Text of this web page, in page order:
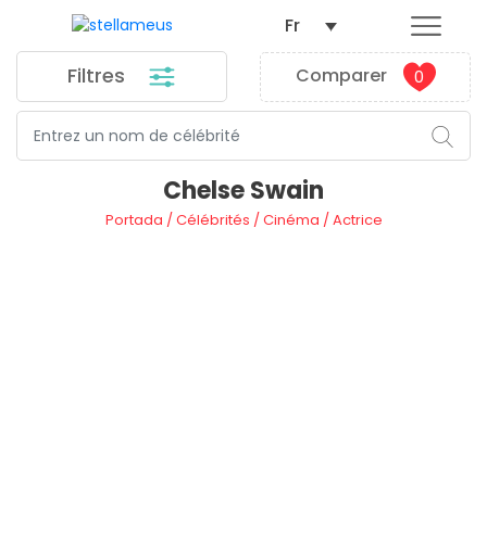
Filtres Comparer 0
Fr
Chelse Swain
Portada /Célébrités /Cinéma /Actrice